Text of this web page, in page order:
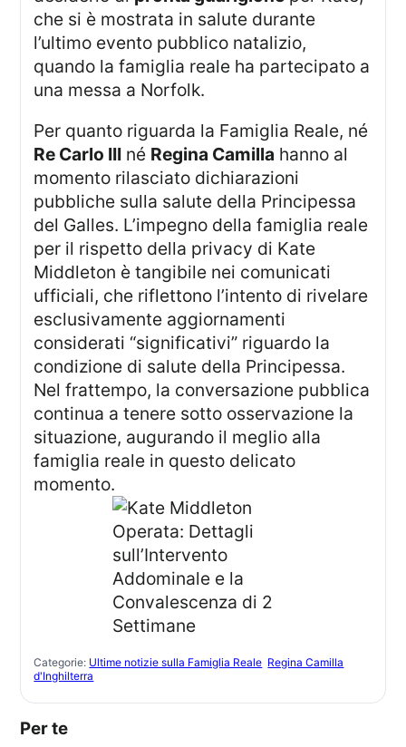
che si è mostrata in salute durante
l’ultimo evento pubblico natalizio,
quando la famiglia reale ha partecipato a
una messa a Norfolk.
Per quanto riguarda la Famiglia Reale, né
Re Carlo III né Regina Camilla hanno al
momento rilasciato dichiarazioni
pubbliche sulla salute della Principessa
del Galles. L’impegno della famiglia reale
per il rispetto della privacy di Kate
Middleton è tangibile nei comunicati
ufficiali, che riflettono l’intento di rivelare
esclusivamente aggiornamenti
considerati “significativi” riguardo la
condizione di salute della Principessa.
Nel frattempo, la conversazione pubblica
continua a tenere sotto osservazione la
situazione, augurando il meglio alla
famiglia reale in questo delicato
momento.
Categorie: Ultime notizie sulla Famiglia Reale Regina Camilla
d'Inghilterra
Per te